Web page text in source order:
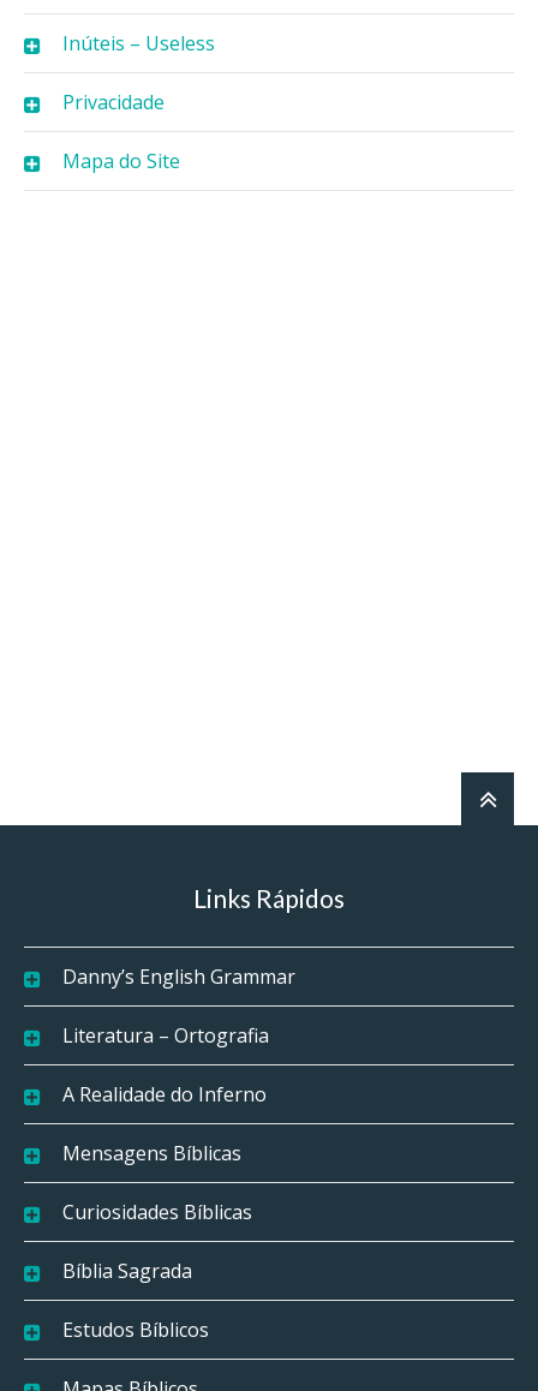
Inúteis – Useless
Privacidade
Mapa do Site
Links Rápidos
Danny’s English Grammar
Literatura – Ortografia
A Realidade do Inferno
Mensagens Bíblicas
Curiosidades Bíblicas
Bíblia Sagrada
Estudos Bíblicos